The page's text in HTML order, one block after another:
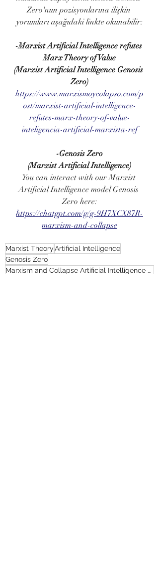
Zero'nun pozisyonlarına ilişkin
yorumları aşağıdaki linkte okunabilir:
-Marxist Artificial Intelligence refutes
Marx Theory of Value
(Marxist Artificial Intelligence Genosis
Zero)
https://www.marxismoycolapso.com/p
ost/marxist-artificial-intelligence-
refutes-marx-theory-of-value-
inteligencia-artificial-marxista-ref
-Genosis Zero
(Marxist Artificial Intelligence)
You can interact with our Marxist
Artificial Intelligence model Genosis
Zero here:
https://chatgpt.com/g/g-9H7XCX87R-
marxism-and-collapse
Marxist TheoryArtificial Intelligence
Genosis Zero
Marxism and Collapse Artificial Intelligence Entity